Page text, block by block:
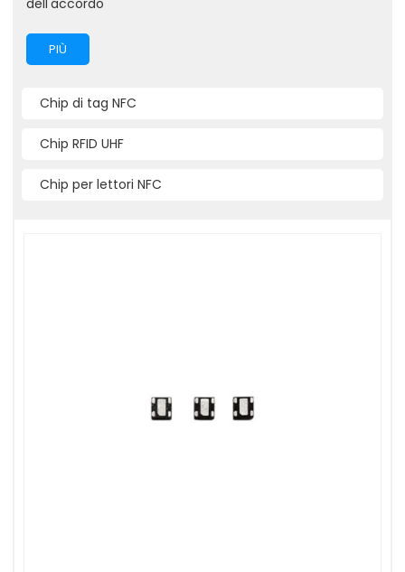
PIÙ
Chip di tag NFC
Chip RFID UHF
Chip per lettori NFC